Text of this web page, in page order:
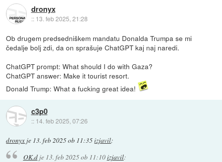
dronyx
:: 13. feb 2025, 21:28
Ob drugem predsedniškem mandatu Donalda Trumpa se mi
čedalje bolj zdi, da on sprašuje ChatGPT kaj naj naredi.
ChatGPT prompt: What should I do with Gaza?
ChatGPT answer: Make it tourist resort.
Donald Trump: What a fucking great idea!
c3p0
:: 14. feb 2025, 07:26
dronyx je 13. feb 2025 ob 11:35izjavil:
OK.dje 13. feb 2025 ob 11:10izjavil: